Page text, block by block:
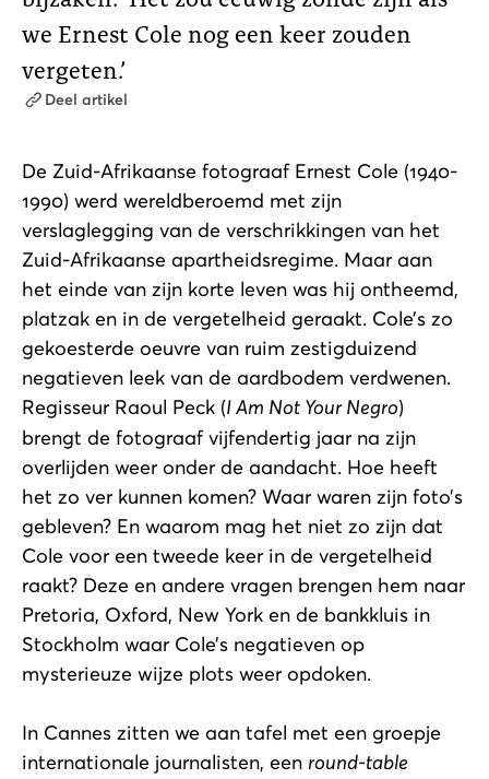
we Ernest Cole nog een keer zouden
vergeten.’
Deel artikel
De Zuid-Afrikaanse fotograaf Ernest Cole (1940-
1990) werd wereldberoemd met zijn
verslaglegging van de verschrikkingen van het
Zuid-Afrikaanse apartheidsregime. Maar aan
het einde van zijn korte leven was hij ontheemd,
platzak en in de vergetelheid geraakt. Cole’s zo
gekoesterde oeuvre van ruim zestigduizend
negatieven leek van de aardbodem verdwenen.
Regisseur Raoul Peck (I Am Not Your Negro)
brengt de fotograaf vijfendertig jaar na zijn
overlijden weer onder de aandacht. Hoe heeft
het zo ver kunnen komen? Waar waren zijn foto’s
gebleven? En waarom mag het niet zo zijn dat
Cole voor een tweede keer in de vergetelheid
raakt? Deze en andere vragen brengen hem naar
Pretoria, Oxford, New York en de bankkluis in
Stockholm waar Cole’s negatieven op
mysterieuze wijze plots weer opdoken.
In Cannes zitten we aan tafel met een groepje
internationale journalisten, een round-table